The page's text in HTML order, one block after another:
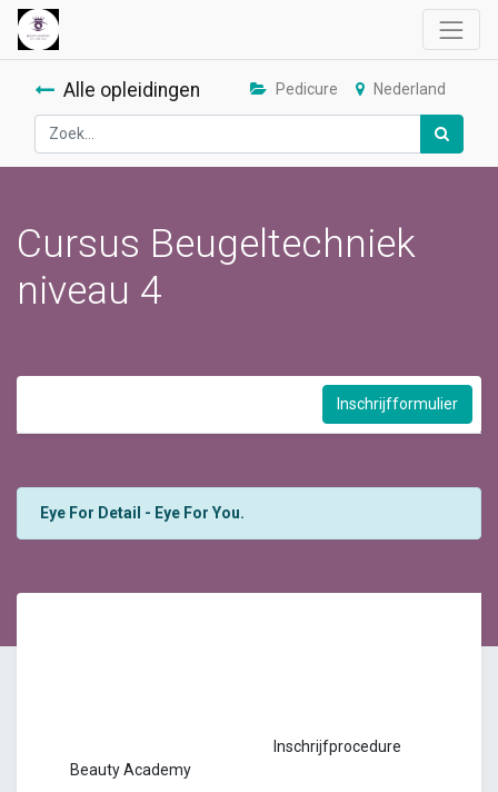
Alle opleidingen Pedicure Nederland
Cursus Beugeltechniek
niveau 4
Inschrijfformulier
Eye For Detail - Eye For You.
Inschrijfprocedure
Beauty Academy